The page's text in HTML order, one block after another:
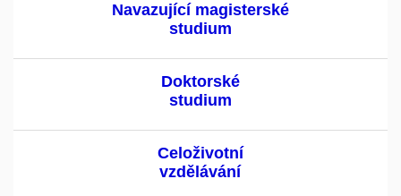
Navazující magisterské
studium
Doktorské
studium
Celoživotní
vzdělávání